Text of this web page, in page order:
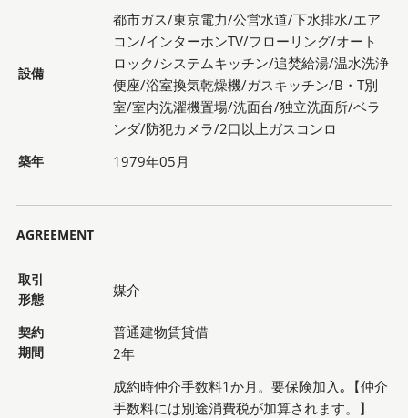
設備
都市ガス/東京電力/公営水道/下水排水/エア
コン/インターホンTV/フローリング/オート
ロック/システムキッチン/追焚給湯/温水洗浄
便座/浴室換気乾燥機/ガスキッチン/B・T別
室/室内洗濯機置場/洗面台/独立洗面所/ベラ
ンダ/防犯カメラ/2口以上ガスコンロ
築年 1979年05月
AGREEMENT
取引
形態
媒介
契約
期間
普通建物賃貸借
2年
成約時仲介手数料1か月。要保険加入｡【仲介
手数料には別途消費税が加算されます。】